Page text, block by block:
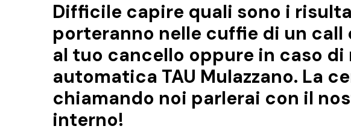
Difficile capire quali sono i
porteranno nelle cuffie di un call
al tuo cancello oppure in caso
automatica TAU Mulazzano. La
chiamando noi parlerai con il
interno!